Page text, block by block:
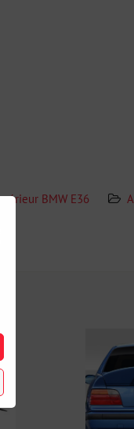
BMW E36